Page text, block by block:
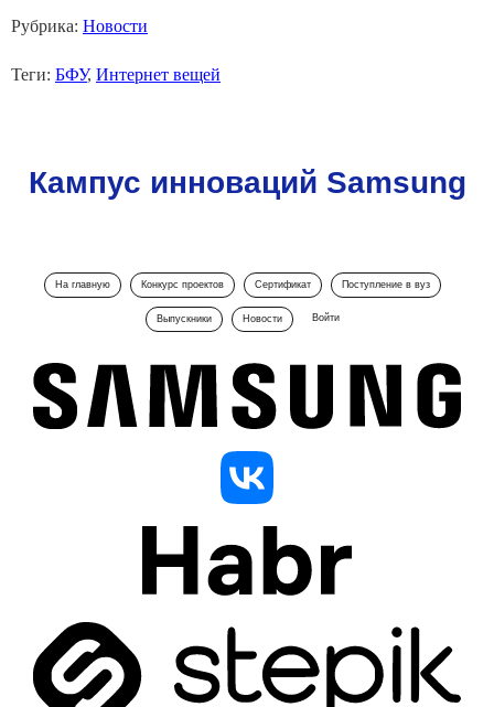
Рубрика: Новости
Теги: БФУ, Интернет вещей
Кампус инноваций Samsung
На главную Конкурс проектов Сертификат Поступление в вуз
Выпускники Новости Войти